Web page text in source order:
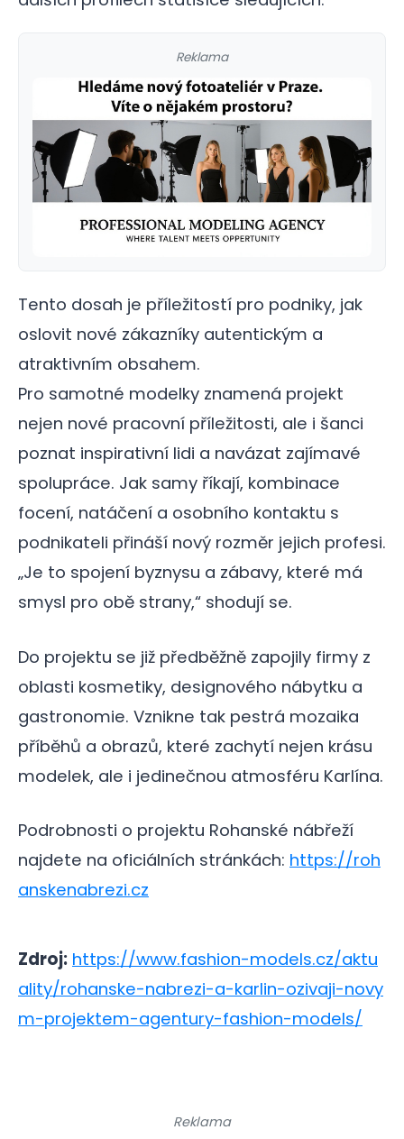
Reklama
Tento dosah je příležitostí pro podniky, jak
oslovit nové zákazníky autentickým a
atraktivním obsahem.
Pro samotné modelky znamená projekt
nejen nové pracovní příležitosti, ale i šanci
poznat inspirativní lidi a navázat zajímavé
spolupráce. Jak samy říkají, kombinace
focení, natáčení a osobního kontaktu s
podnikateli přináší nový rozměr jejich profesi.
„Je to spojení byznysu a zábavy, které má
smysl pro obě strany,“ shodují se.
Do projektu se již předběžně zapojily firmy z
oblasti kosmetiky, designového nábytku a
gastronomie. Vznikne tak pestrá mozaika
příběhů a obrazů, které zachytí nejen krásu
modelek, ale i jedinečnou atmosféru Karlína.
Podrobnosti o projektu Rohanské nábřeží
najdete na oficiálních stránkách: https://roh
anskenabrezi.cz
Zdroj: https://www.fashion-models.cz/aktu
ality/rohanske-nabrezi-a-karlin-ozivaji-novy
m-projektem-agentury-fashion-models/
Reklama